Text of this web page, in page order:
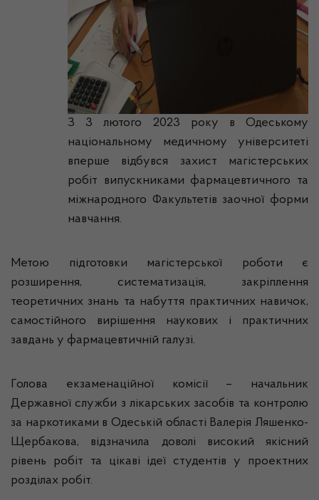
З 3 лютого 2023 року в Одеському
національному медичному університеті
вперше відбувся захист магістерських
робіт випускниками фармацевтичного та
міжнародного Факультетів заочної форми
навчання.
Метою підготовки магістерської роботи є
розширення, систематизація, закріплення
теоретичних знань та набуття практичних навичок,
самостійного вирішення наукових і практичних
завдань у фармацевтичній галузі.
Голова екзаменаційної комісії – начальник
Державної служби з лікарських засобів та контролю
за наркотиками в Одеській області Валерія Ляшенко-
Щербакова, відзначила доволі високий якісний
рівень робіт та цікаві ідеї студентів у проектних
розділах робіт.